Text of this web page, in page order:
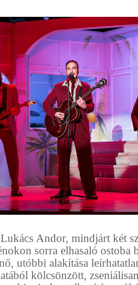
Andor, mindjárt két
sorra elhasaló ostoba
utóbbi alakítása
kölcsönzött,